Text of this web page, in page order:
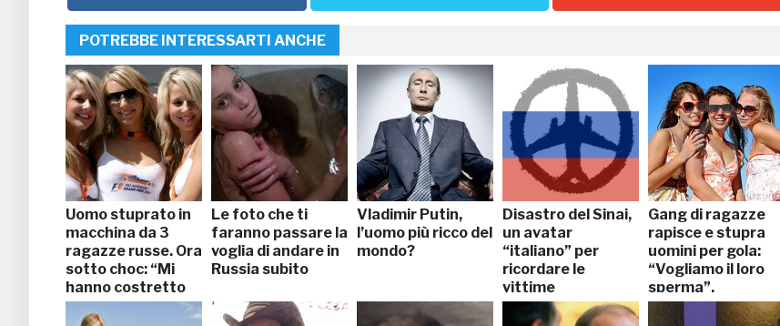
POTREBBE INTERESSARTI ANCHE
Uomo stuprato in
macchina da 3
ragazze russe. Ora
sotto choc: “Mi
hanno costretto
a…”
Le foto che ti
faranno passare la
voglia di andare in
Russia subito
Vladimir Putin,
l’uomo più ricco del
mondo?
Disastro del Sinai,
un avatar
“italiano” per
ricordare le
vittime
Gang di ragazze
rapisce e stupra
uomini per gola:
“Vogliamo il loro
sperma”.
Arrestate